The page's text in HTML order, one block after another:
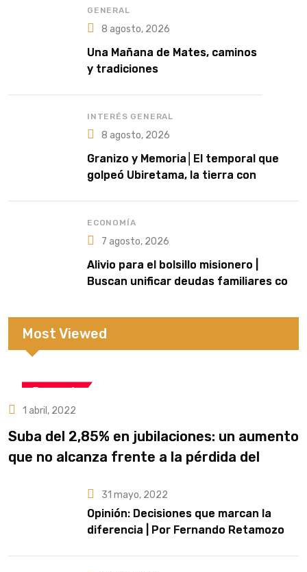
GENERAL
8 agosto, 2026
Una Mañana de Mates, caminos
y tradiciones
INTERÉS GENERAL
8 agosto, 2026
Granizo y Memoria│El temporal que
golpeó Ubiretama, la tierra con
ECONOMÍA
7 agosto, 2026
Alivio para el bolsillo misionero |
Buscan unificar deudas familiares con
Most Viewed
Economía
1 abril, 2022
Suba del 2,85% en jubilaciones: un aumento
que no alcanza frente a la pérdida del
31 mayo, 2022
Opinión: Decisiones que marcan la
diferencia | Por Fernando Retamozo